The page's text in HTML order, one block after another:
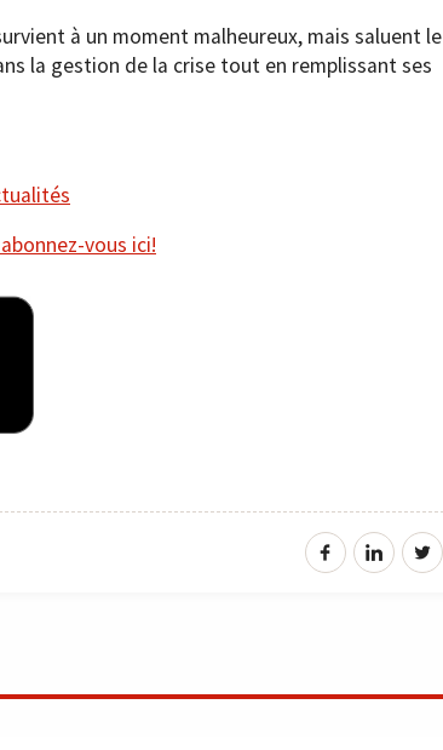
à un moment malheureux, mais saluent le
la gestion de la crise tout en remplissant ses
vous ici!